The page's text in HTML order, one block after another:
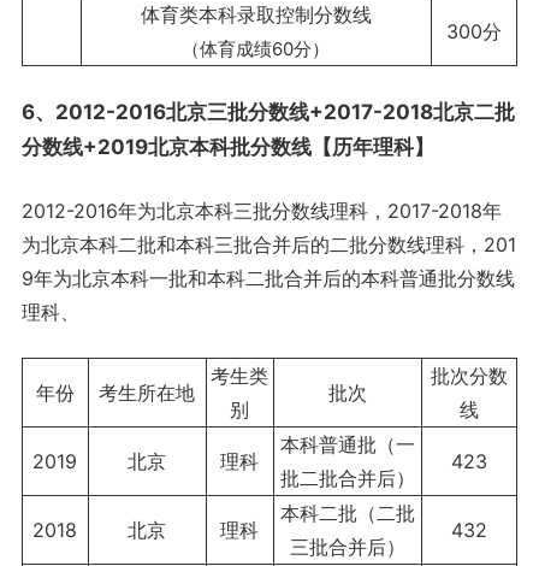
体育类本科录取控制分数线
（体育成绩60分）
300分
6、2012-2016北京三批分数线+2017-2018北京二批
分数线+2019北京本科批分数线【历年理科】
2012-2016年为北京本科三批分数线理科，2017-2018年
为北京本科二批和本科三批合并后的二批分数线理科，201
9年为北京本科一批和本科二批合并后的本科普通批分数线
理科、
年份 考生所在地
考生类
别
批次
批次分数
线
2019 北京 理科
本科普通批（一
批二批合并后）
423
2018 北京 理科
本科二批（二批
三批合并后）
432